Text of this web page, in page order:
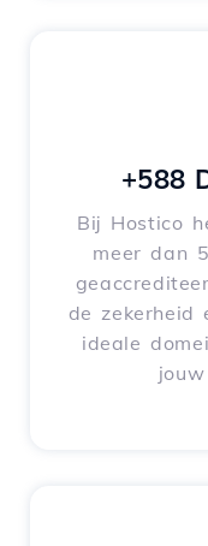
+588
Bij Hostico
meer dan
de
ideale